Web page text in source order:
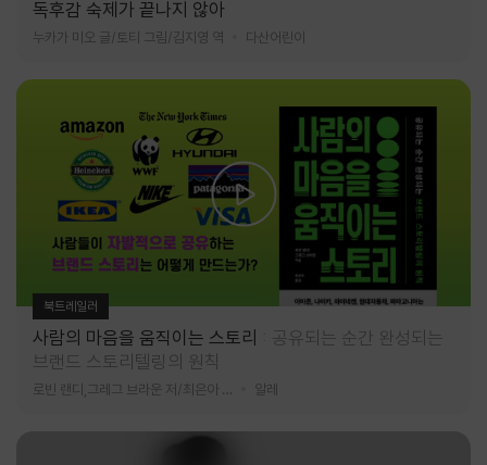
독후감 숙제가 끝나지 않아
누카가 미오 글/토티 그림/김지영 역 다산어린이
북트레일러
사람의 마음을 움직이는 스토리
공유되는 순간 완성되는
브랜드 스토리텔링의 원칙
알레